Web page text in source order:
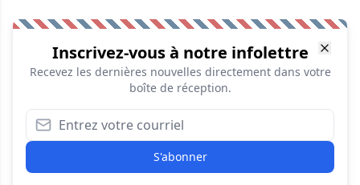
Inscrivez-vous à notre infolettre
Recevez les dernières nouvelles directement dans votre
boîte de réception.
S'abonner